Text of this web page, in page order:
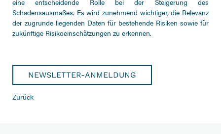
eine entscheidende Rolle bei der Steigerung des
Schadensausmaßes. Es wird zunehmend wichtiger, die Relevanz
der zugrunde liegenden Daten für bestehende Risiken sowie für
zukünftige Risikoeinschätzungen zu erkennen.
NEWSLETTER-ANMELDUNG
Zurück